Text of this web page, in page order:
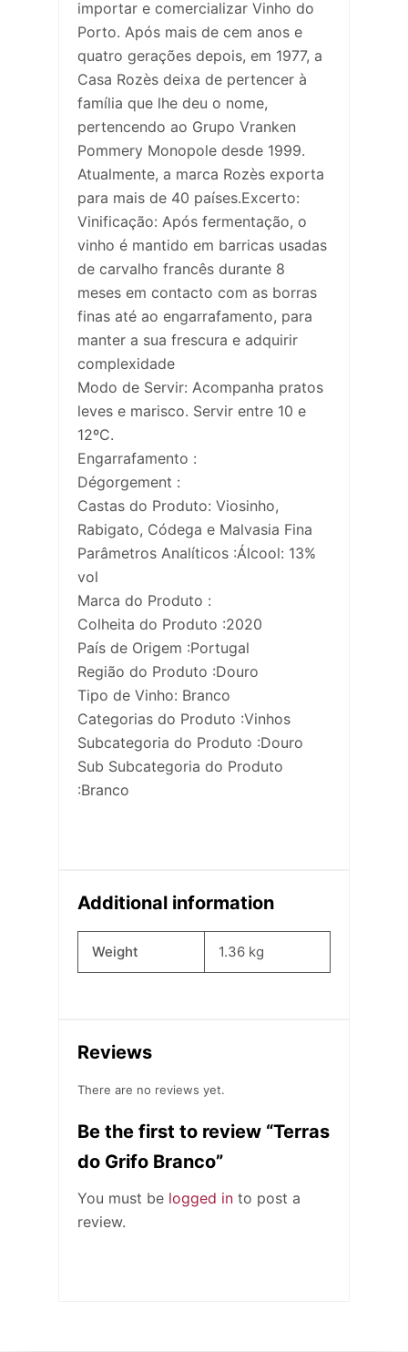
importar e comercializar Vinho do
Porto. Após mais de cem anos e
quatro gerações depois, em 1977, a
Casa Rozès deixa de pertencer à
família que lhe deu o nome,
pertencendo ao Grupo Vranken
Pommery Monopole desde 1999.
Atualmente, a marca Rozès exporta
para mais de 40 países.Excerto:
Vinificação: Após fermentação, o
vinho é mantido em barricas usadas
de carvalho francês durante 8
meses em contacto com as borras
finas até ao engarrafamento, para
manter a sua frescura e adquirir
complexidade
Modo de Servir: Acompanha pratos
leves e marisco. Servir entre 10 e
12ºC.
Engarrafamento :
Dégorgement :
Castas do Produto: Viosinho,
Rabigato, Códega e Malvasia Fina
Parâmetros Analíticos :Álcool: 13%
vol
Marca do Produto :
Colheita do Produto :2020
País de Origem :Portugal
Região do Produto :Douro
Tipo de Vinho: Branco
Categorias do Produto :Vinhos
Subcategoria do Produto :Douro
Sub Subcategoria do Produto
:Branco
Additional information
Weight 1.36 kg
Reviews
There are no reviews yet.
Be the first to review “Terras
do Grifo Branco”
You must be logged in to post a
review.